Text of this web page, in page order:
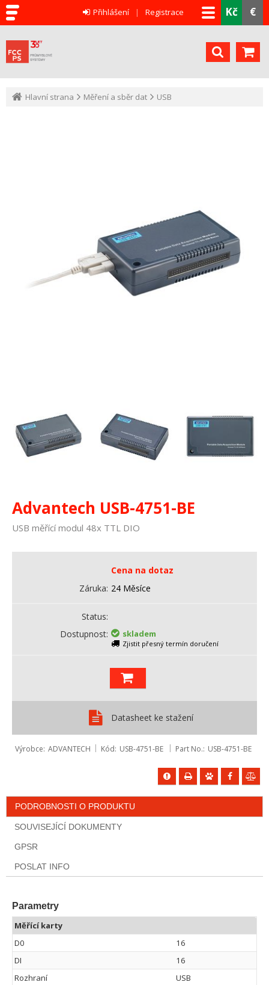
Kč €
Přihlášení Registrace
Hlavní strana Měření a sběr dat USB
Advantech USB-4751-BE
USB měřící modul 48x TTL DIO
Cena na dotaz
Záruka 24 Měsíce
Status
Dostupnost
skladem
Zjistit přesný termín doručení
Datasheet ke stažení
Výrobce ADVANTECH Kód USB-4751-BE Part No. USB-4751-BE
PODROBNOSTI O PRODUKTU
SOUVISEJÍCÍ DOKUMENTY
GPSR
POSLAT INFO
Parametry
Měřící karty
D0
16
DI
16
Rozhraní
USB